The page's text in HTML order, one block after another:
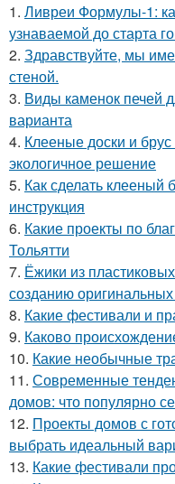
1. Ливреи Формулы-1:
узнаваемой до старта
2. Здравствуйте, мы
стеной.
3. Виды каменок печей
варианта
4. Клееные доски и
экологичное решение
5. Как сделать клееный
инструкция
6. Какие проекты по
Тольятти
7. Ёжики из
созданию
8. Какие фестивали и
9. Каково
10. Какие необычные
11. Современные
домов: что популярно
12. Проекты домов с
выбрать идеальный
13. Какие фестивали